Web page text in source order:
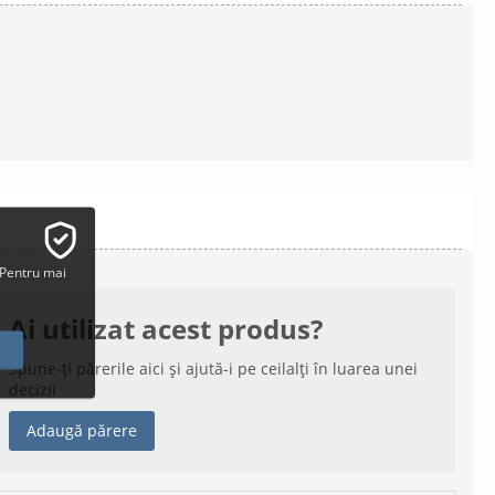
Ai utilizat acest produs?
Spune-ți părerile aici și ajută-i pe ceilalți în luarea unei
decizii
Adaugă părere
mai